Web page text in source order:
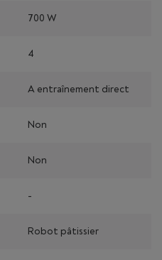
700 W
4
A entraînement direct
Non
Non
-
Robot pâtissier